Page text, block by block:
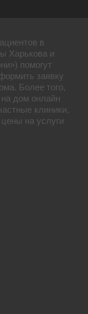
в
Харькова и
помогут
заявку
Более того,
дом онлайн
клиники,
на услуги